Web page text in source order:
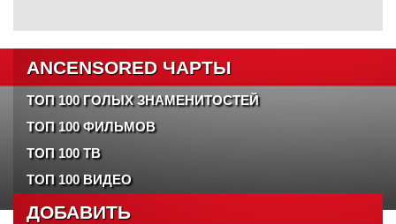
ANCENSORED ЧАРТЫ
ТОП 100 ГОЛЫХ ЗНАМЕНИТОСТЕЙ
ТОП 100 ФИЛЬМОВ
ТОП 100 ТВ
ТОП 100 ВИДЕО
ДОБАВИТЬ